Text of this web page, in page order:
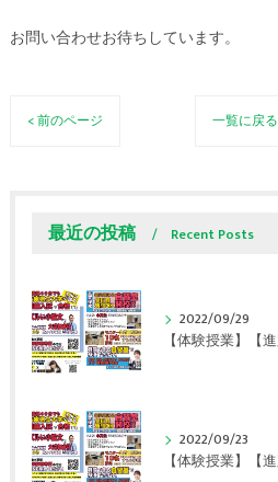
お問い合わせお待ちしています。
< 前のページ 一覧に戻る
最近の投稿 Recent Posts
2022/09/29
2022/09/23